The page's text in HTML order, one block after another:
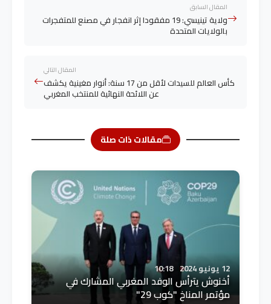
المقال السابق
ولاية تينيسي: 19 مفقودا إثر انفجار في مصنع للمتفجرات
بالولايات المتحدة
المقال التالي
كأس العالم للسيدات لأقل من 17 سنة: أنوار مغينية يكشف
عن اللائحة النهائية للمنتخب المغربي
مقالات ذات صلة
12 يونيو 2024 10:18
أخنوش يترأس الوفد المغربي المشارك في
مؤتمر المناخ "كوب 29"